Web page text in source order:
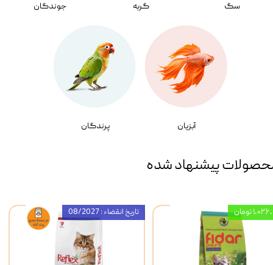
سگ گربه جوندگان
آبزیان پرندگان
پیشنهاد شده
تاریخ انقضاء : 08/2027 تومان